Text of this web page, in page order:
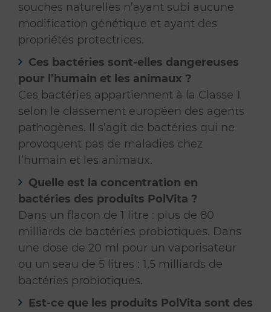
souches naturelles n’ayant subi aucune
modification génétique et ayant des
propriétés protectrices.
Ces bactéries sont-elles dangereuses
pour l’humain et les animaux ?
Ces bactéries appartiennent à la Classe 1
selon le classement européen des agents
pathogènes. Il s’agit de bactéries qui ne
provoquent pas de maladies chez
l’humain et les animaux.
Quelle est la concentration en
bactéries des produits PolVita ?
Dans un flacon de 1 litre : plus de 80
milliards de bactéries probiotiques. Dans
une dose de 20 ml pour un vaporisateur
ou un seau de 5 litres : 1,5 milliards de
bactéries probiotiques.
Est-ce que les produits PolVita sont des